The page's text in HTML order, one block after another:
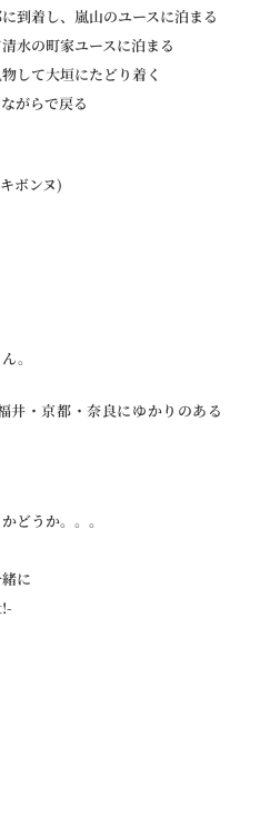
到着し、嵐山のユースに泊まる
水の町家ユースに泊まる
して大垣にたどり着く
がらで戻る
ボンヌ)
。
井・京都・奈良にゆかりのある
どうか。。。
に